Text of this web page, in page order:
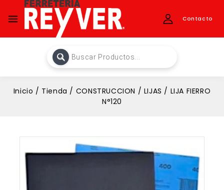
Contacto
Inicio / Tienda / CONSTRUCCION / LIJAS / LIJA FIERRO
N°120